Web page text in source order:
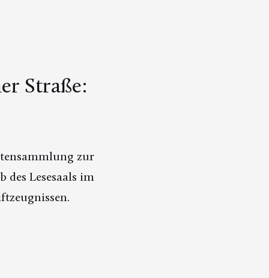
Straße:
zur
Lesesaals im